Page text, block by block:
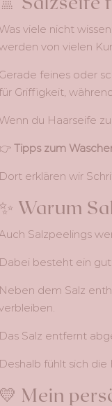
Was viele nicht
von vielen
Gerade feines oder
für Griffigkeit,
Wenn du Haarseife
Tipps zum
Dort erklären wir
✨ Warum
Salzpeelings
Dabei besteht ein
Neben dem Salz
Das Salz entfernt
Deshalb fühlt sich
💛 Mein